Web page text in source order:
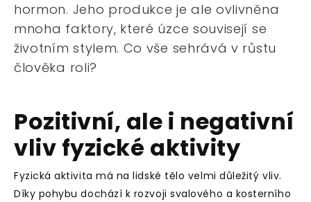
hormon. Jeho produkce je ale ovlivněna
mnoha faktory, které úzce souvisejí se
životním stylem. Co vše sehrává v růstu
člověka roli?
Pozitivní, ale i negativní
vliv fyzické aktivity
Fyzická aktivita má na lidské tělo velmi důležitý vliv.
Díky pohybu dochází k rozvoji svalového a kosterního